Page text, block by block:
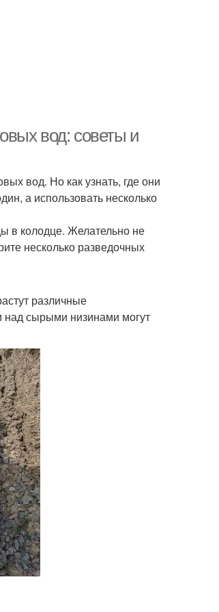
вод: советы и
вод. Но как узнать, где они
а использовать несколько
в колодце. Желательно не
несколько разведочных
различные
над сырыми низинами могут